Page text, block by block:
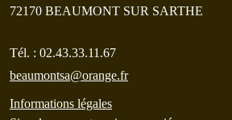
72170 BEAUMONT SUR SARTHE
Tél. : 02.43.33.11.67
beaumontsa@orange.fr
Informations légales